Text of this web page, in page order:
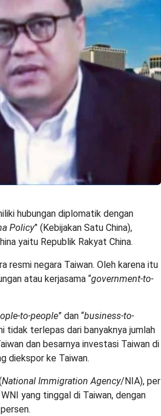
hubungan diplomatik dengan
Policy” (Kebijakan Satu China),
yaitu Republik Rakyat China.
resmi negara Taiwan. Oleh karena itu
atau kerjasama “government-to-
to-people” dan “business-to-
tidak terlepas dari banyaknya jumlah
dan besarnya investasi Taiwan di
diekspor ke Taiwan.
National Immigration Agency/NIA), per
yang tinggal di Taiwan, dengan